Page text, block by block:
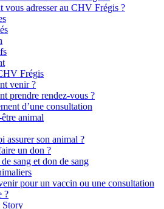
vous adresser au CHV Frégis ?
Frégis
venir ?
prendre rendez-vous ?
d’une consultation
animal
assurer son animal ?
un don ?
sang et don de sang
pour un vaccin ou une consultation
?
Story